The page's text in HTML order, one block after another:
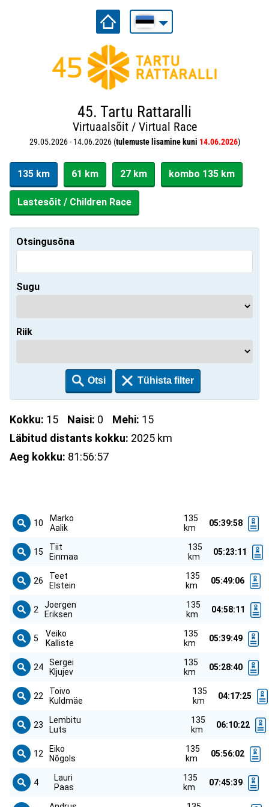
45. Tartu Rattaralli
Virtuaalsõit / Virtual Race
29.05.2026 - 14.06.2026 (tulemuste lisamine kuni 14.06.2026)
135 km 61 km 27 km kombo 135 km
Lastesõit / Children Race
Otsingusõna
Sugu
Riik
Kokku: 15 Naisi: 0 Mehi: 15
Läbitud distants kokku: 2025 km
Aeg kokku: 81:56:57
10
Marko
Aalik
135
km
05:39:58
15
Tiit
Einmaa
135
km
05:23:11
26
Teet
Elstein
135
km
05:49:06
2
Joergen
Eriksen
135
km
04:58:11
5
Veiko
Kalliste
135
km
05:39:49
24
Sergei
Kljujev
135
km
05:28:40
22
Toivo
Kuldmäe
135
km
04:17:25
23
Lembitu
Luts
135
km
06:10:22
12
Eiko
Nõgols
135
km
05:56:02
4
Lauri
Paas
135
km
07:45:39